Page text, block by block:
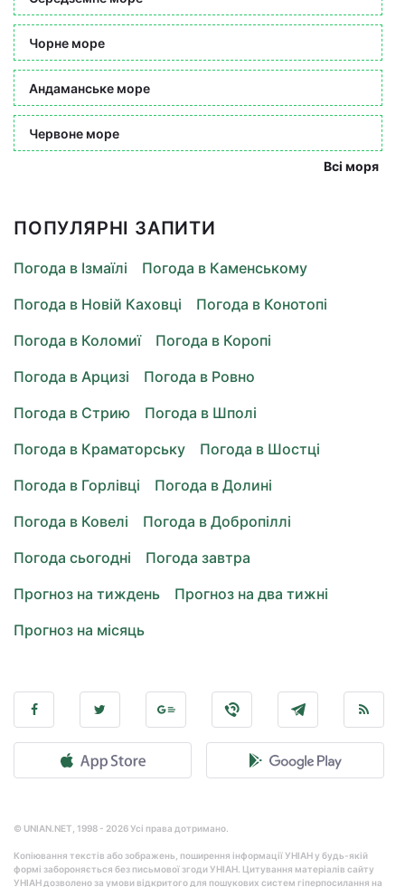
Чорне море
Андаманське море
Червоне море
Всі моря
ПОПУЛЯРНІ ЗАПИТИ
Погода в Ізмаїлі
Погода в Каменському
Погода в Новій Каховці
Погода в Конотопі
Погода в Коломиї
Погода в Коропі
Погода в Арцизі
Погода в Ровно
Погода в Стрию
Погода в Шполі
Погода в Краматорську
Погода в Шостці
Погода в Горлівці
Погода в Долині
Погода в Ковелі
Погода в Добропіллі
Погода сьогодні
Погода завтра
Прогноз на тиждень
Прогноз на два тижні
Прогноз на місяць
© UNIAN.NET, 1998 - 2026 Усі права дотримано.
Копіювання текстів або зображень, поширення інформації УНІАН у будь-якій
формі забороняється без письмової згоди УНІАН. Цитування матеріалів сайту
УНІАН дозволено за умови відкритого для пошукових систем гіперпосилання на